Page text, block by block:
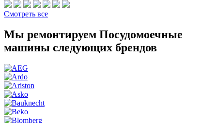
Смотреть все
Мы ремонтируем Посудомоечные
машины следующих брендов